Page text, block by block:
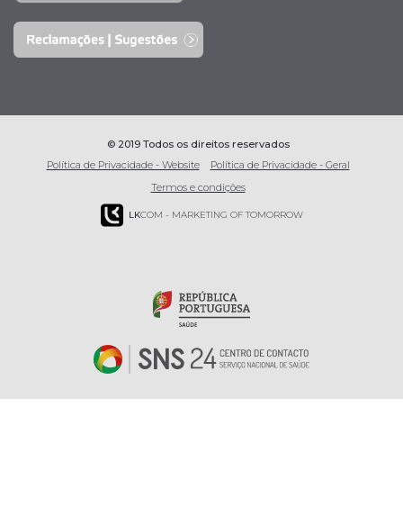
© 2019 Todos os direitos reservados
Política de Privacidade - Website
Política de Privacidade - Geral
Termos e condições
LKCOM - MARKETING OF TOMORROW